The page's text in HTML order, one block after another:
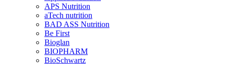
APS Nutrition
aTech nutrition
BAD ASS Nutrition
Be First
Bioglan
BIOPHARM
BioSchwartz